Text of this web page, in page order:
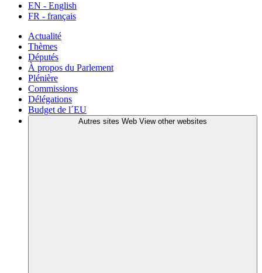
EN - English
FR - français
Actualité
Thèmes
Députés
À propos du Parlement
Plénière
Commissions
Délégations
Budget de l´EU
Autres sites Web View other websites